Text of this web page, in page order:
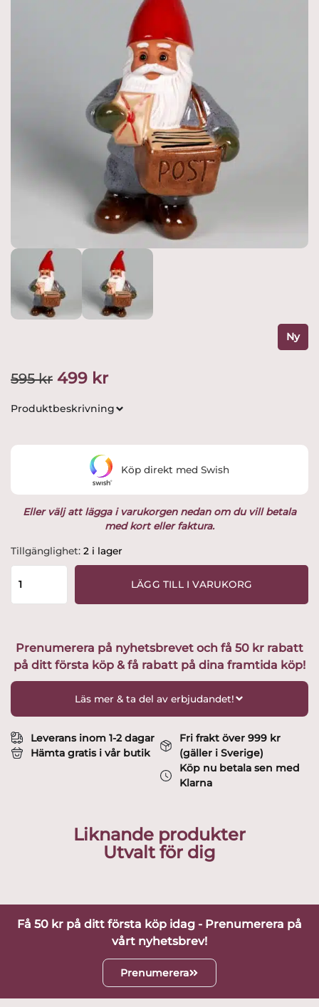
Ny
595kr Det
ursprungliga
595 kr.
499 krDet
nuvarande
är:
499 kr.
Produktbeskrivning
Eller välj att lägga i varukorgen nedan om du vill betala
med kort eller faktura.
Tillgänglighet: 2 i lager
Rolfbergkeramik
-
Tomte
Julpost
cm
Design
LÄGG TILL I VARUKORG
Köp direkt med Swish
Prenumerera på nyhetsbrevet och få 50 kr rabatt
på ditt första köp & få rabatt på dina framtida köp!
Läs mer & ta del av erbjudandet!
Leverans inom 1-2 dagar
Hämta gratis i vår butik
Fri frakt över 999 kr
(gäller i Sverige)
Köp nu betala sen med
Klarna
Liknande produkter
Utvalt för dig
Få 50 kr på ditt första köp idag - Prenumerera på
vårt nyhetsbrev!
Prenumerera